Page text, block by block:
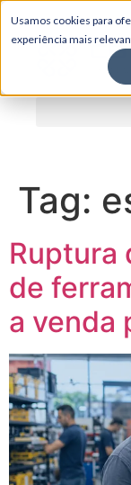
Usamos cookies para
experiência mais
Tag:
Ruptura
de
a venda